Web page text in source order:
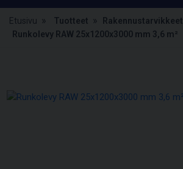
Etusivu Tuotteet
Rakennustarvikkeet
Runkolevy RAW 25x1200x3000 mm 3,6 m²